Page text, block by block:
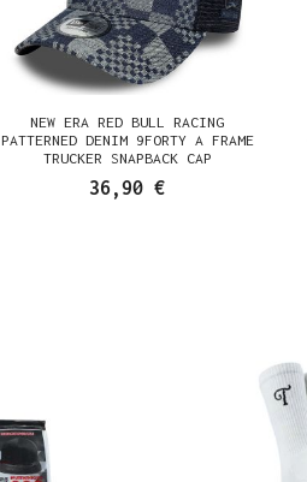
NEW ERA RED BULL RACING
PATTERNED DENIM 9FORTY A FRAME
TRUCKER SNAPBACK CAP
36,90 €